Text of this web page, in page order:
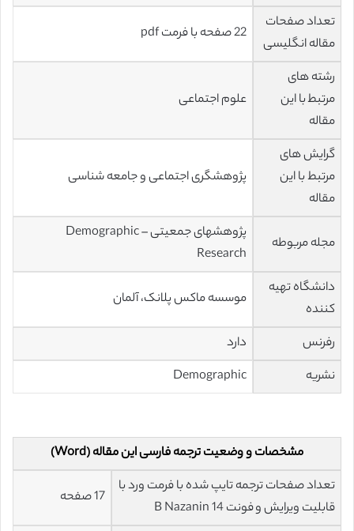
تعداد صفحات
مقاله انگلیسی
22 صفحه با فرمت pdf
رشته های
مرتبط با این
مقاله
علوم اجتماعی
گرایش های
مرتبط با این
مقاله
پژوهشگری اجتماعی و جامعه شناسی
مجله مربوطه
پژوهشهای جمعیتی – Demographic
Research
دانشگاه تهیه
کننده
موسسه ماکس پلانک، آلمان
رفرنس
دارد
نشریه
Demographic
مشخصات و وضعیت ترجمه فارسی این مقاله (Word)
تعداد صفحات ترجمه تایپ شده با فرمت ورد با
قابلیت ویرایش و فونت 14 B Nazanin
17 صفحه